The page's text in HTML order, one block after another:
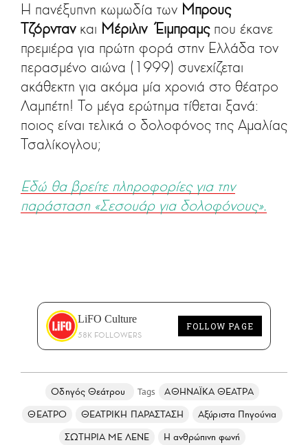
Η πανέξυπνη κωμωδία των Mπρους
Τζόρντανκαι Μέριλιν Έιμπραμςπου έκανε
πρεμιέρα για πρώτη φορά στην Ελλάδα τον
περασμένο αιώνα (1999) συνεχίζεται
ακάθεκτη για ακόμα μία χρονιά στο θέατρο
Λαμπέτη! Το μέγα ερώτημα τίθεται ξανά:
ποιος είναι τελικά ο δολοφόνος της Αμαλίας
Τσαλίκογλου;
Εδώ θα βρείτε πληροφορίες για την
παράσταση «Σεσουάρ για δολοφόνους».
LiFO Culture
58K FOLLOWERS
FOLLOW PAGE
Οδηγός Θεάτρου
ΑΘΗΝΑΪΚΑ ΘΕΑΤΡΑ
ΘΕΑΤΡΟ
ΘΕΑΤΡΙΚΗ ΠΑΡΑΣΤΑΣΗ
Αξύριστα Πηγούνια
ΣΩΤΗΡΙΑ ΜΕ ΛΕΝΕ
Η ανθρώπινη φωνή